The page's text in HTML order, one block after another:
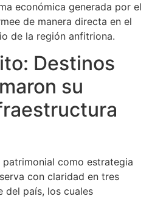
económica generada por el
de manera directa en el
de la región anfitriona.
Destinos
su
como estrategia
con claridad en tres
del país, los cuales